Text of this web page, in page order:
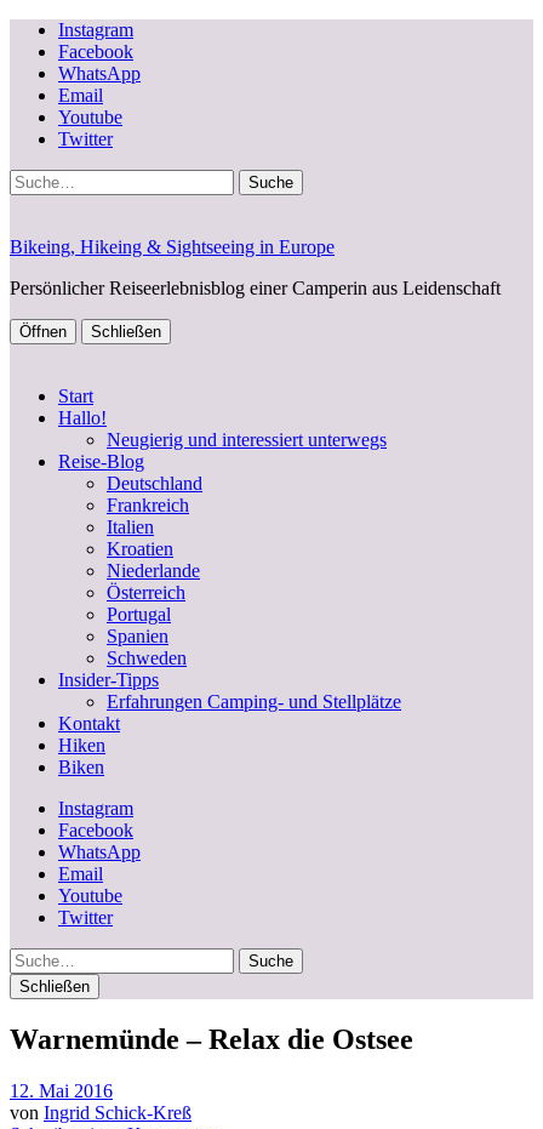
Instagram
Facebook
WhatsApp
Email
Youtube
Twitter
Suche
Bikeing, Hikeing & Sightseeing in Europe
Persönlicher Reiseerlebnisblog einer Camperin aus Leidenschaft
Öffnen Schließen
Start
Hallo!
Neugierig und interessiert unterwegs
Reise-Blog
Deutschland
Frankreich
Italien
Kroatien
Niederlande
Österreich
Portugal
Spanien
Schweden
Insider-Tipps
Erfahrungen Camping- und Stellplätze
Kontakt
Hiken
Biken
Instagram
Facebook
WhatsApp
Email
Youtube
Twitter
Suche
Schließen
Warnemünde – Relax die Ostsee
12. Mai 2016
von Ingrid Schick-Kreß